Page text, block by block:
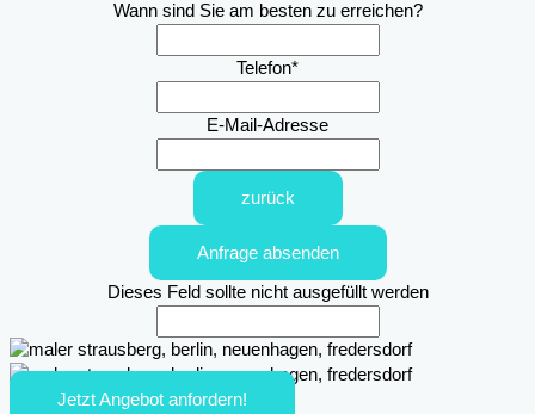
Wann sind Sie am besten zu erreichen?
Telefon*
E-Mail-Adresse
zurück
Anfrage absenden
Dieses Feld sollte nicht ausgefüllt werden
Jetzt Angebot anfordern!